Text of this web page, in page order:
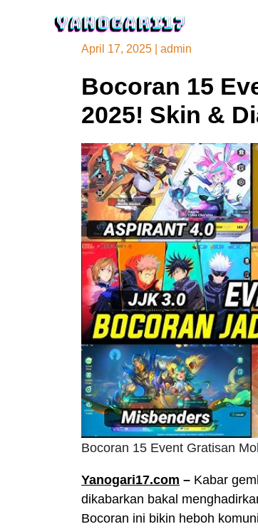
April 17, 2025
admin
Bocoran 15
2025! Skin &
Bocoran 15 Event Gratisan
Yanogari17.com – Kabar
dikabarkan bakal
Bocoran ini bikin heboh